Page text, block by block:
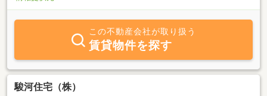
この不動産会社が取り扱う
賃貸物件を探す
駿河住宅（株）